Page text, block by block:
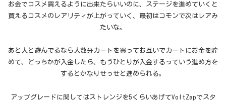
お金でコスメ買えるように出来たらいいのに、ステージを進めていくと
買えるコスメのレアリティが上がっていく、最初はコモンで次はレアみ
たいな。
あと人と遊んでるなら人数分カートを買ってお互いでカートにお金を貯
めて、どっちかが入金したら、もうひとりが入金するっていう進め方を
するとかなりせっせと進められる。
アップグレードに関してはストレンジを5くらいあげてVoltZapでスタ